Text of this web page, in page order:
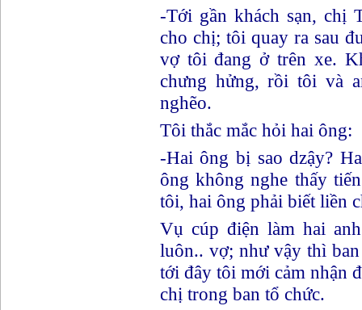
-Tới gần khách sạn, chị
cho chị; tôi quay ra sau
vợ tôi đang ở trên xe.
chưng hửng, rồi tôi và
nghẽo.
Tôi thắc mắc hỏi hai ông:
-Hai ông bị sao dzậy?
ông không nghe thấy
tôi, hai ông phải biết liền
Vụ cúp điện làm hai
luôn.. vợ; như vậy thì
tới đây tôi mới cảm nhận
chị trong ban tổ chức.